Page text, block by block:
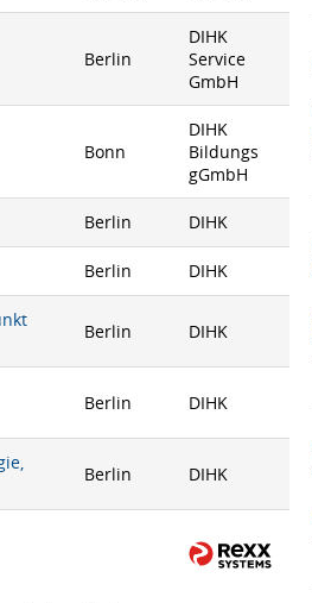
Berlin
DIHK
Service
GmbH
Bonn
DIHK
Bildungs
gGmbH
Berlin DIHK
Berlin DIHK
Berlin DIHK
Berlin DIHK
Berlin DIHK